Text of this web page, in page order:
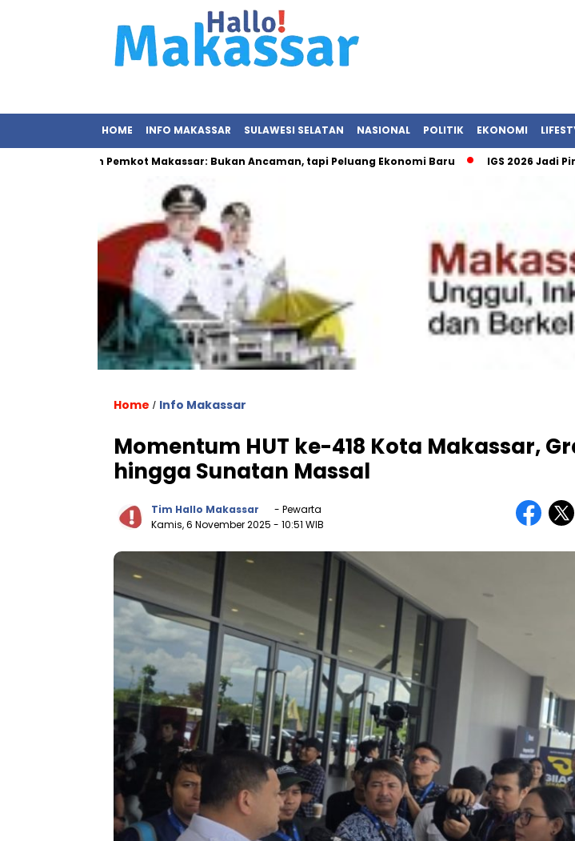
HOME INFO MAKASSAR SULAWESI SELATAN NASIONAL POLITIK EKONOMI
Sampah Pemkot Makassar: Bukan Ancaman, tapi Peluang Ekonomi Baru IGS 2026 Jadi Pintu
Home / Info Makassar
Momentum HUT ke-418 Kota Makassar,
hingga Sunatan Massal
Tim Hallo Makassar
- Pewarta
Kamis, 6 November 2025 - 10:51 WIB